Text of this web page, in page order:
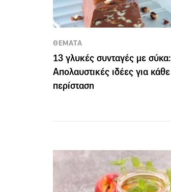
ΘΕΜΑΤΑ
13 γλυκές συνταγές με σύκα:
Απολαυστικές ιδέες για κάθε
περίσταση